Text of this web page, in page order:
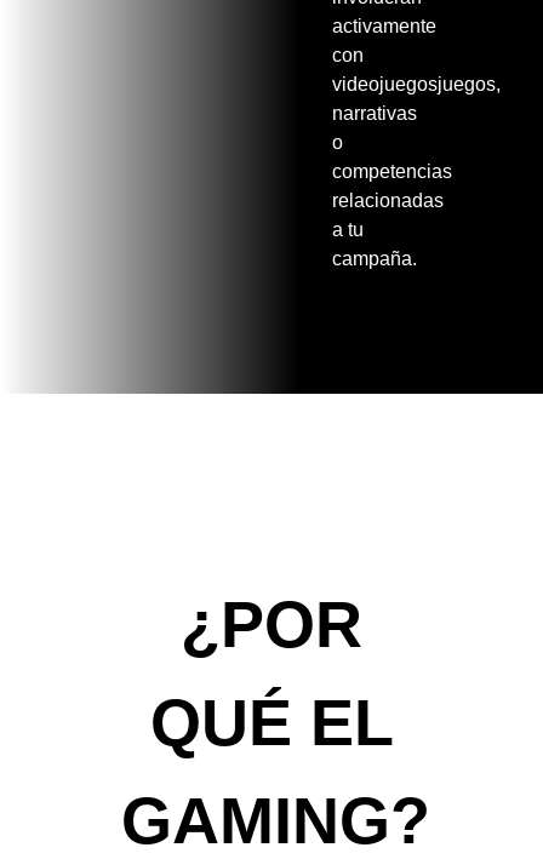
activamente
con
videojuegosjuegos,
narrativas
o
competencias
relacionadas
a tu
campaña.
¿POR
QUÉ EL
GAMING?